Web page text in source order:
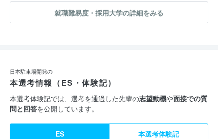
就職難易度・採用大学の詳細をみる
日本駐車場開発の
本選考情報（ES・体験記）
本選考体験記では、選考を通過した先輩の志望動機や面接での質
問と回答を公開しています。
ES 本選考体験記